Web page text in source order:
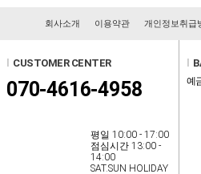
회사소개 이용약관 개인정보취급
CUSTOMER CENTER
070-4616-4958
평일 10:00 - 17:00
점심시간 13:00 -
14:00
SAT.SUN HOLIDAY
예